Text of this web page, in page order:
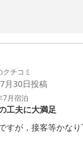
ち申し上げており
トラン会場の混雑や
お楽しみいただけな
につきましては、
のサービス改善に向
クチコミ
月30日投稿
7月宿泊
工夫に大満足
すが，接客等かな